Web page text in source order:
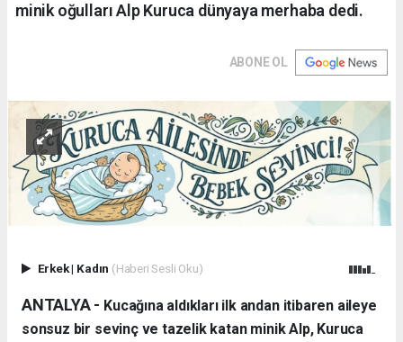
minik oğulları Alp Kuruca dünyaya merhaba dedi.
ABONE OL
Erkek| Kadın (Haberi Sesli Oku)
ANTALYA - ​ Kucağına aldıkları ilk andan itibaren aileye
sonsuz bir sevinç ve tazelik katan minik Alp, Kuruca